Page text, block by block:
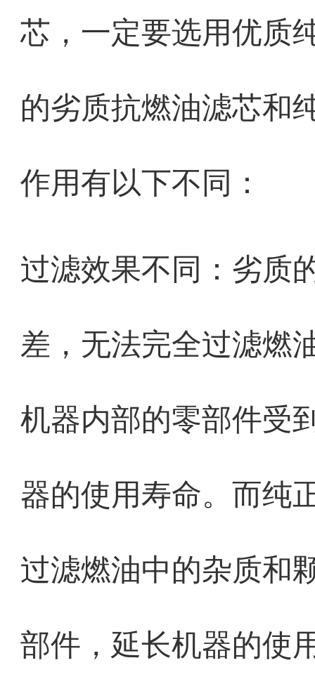
芯，一定要选用优质
的劣质抗燃油滤芯和
作用有以下不同：
过滤效果不同：劣质
差，无法完全过滤燃
机器内部的零部件受
器的使用寿命。而纯
过滤燃油中的杂质和
部件，延长机器的使